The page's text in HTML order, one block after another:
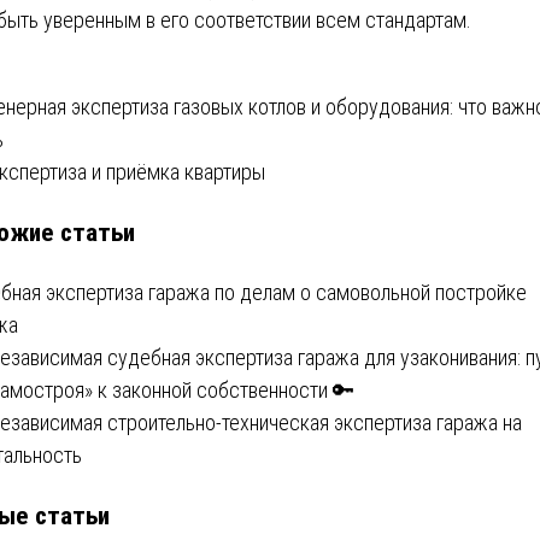
уверенным в его соответствии всем стандартам.
экспертиза газовых котлов и оборудования: что
и приёмка квартиры
статьи
экспертиза гаража по делам о самовольной постройке
судебная экспертиза гаража для узаконивания:
к законной собственности 🔑
строительно-техническая экспертиза гаража на
статьи